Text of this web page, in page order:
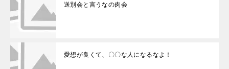
送別会と言うなの肉会
愛想が良くて、〇〇な人になるなよ！